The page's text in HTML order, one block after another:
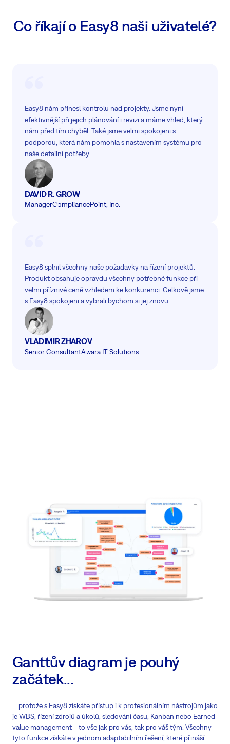
Co říkají o Easy8 naši uživatelé?
DAVID R. GROW
ManagerCompliancePoint, Inc.
Easy8 nám přinesl kontrolu nad projekty. Jsme nyní
efektivnější při jejich plánování i revizi a máme vhled, který
nám před tím chyběl. Také jsme velmi spokojeni s
podporou, která nám pomohla s nastavením systému pro
naše detailní potřeby.
VLADIMIR ZHAROV
Senior ConsultantAwara IT Solutions
Easy8 splnil všechny naše požadavky na řízení projektů.
Produkt obsahuje opravdu všechny potřebné funkce při
velmi příznivé ceně vzhledem ke konkurenci. Celkově jsme
s Easy8 spokojeni a vybrali bychom si jej znovu.
Ganttův diagram je pouhý
začátek...
... protože s Easy8 získáte přístup i k profesionálním nástrojům jako
je WBS, řízení zdrojů a úkolů, sledování času, Kanban nebo Earned
value management – to vše jak pro vás, tak pro váš tým. Všechny
tyto funkce získáte v jednom adaptabilním řešení, které přináší